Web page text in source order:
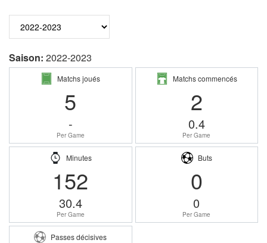
Saison: 2022-2023
Matchs joués
5
-
Per Game
Matchs commencés
2
0.4
Per Game
Minutes
152
30.4
Per Game
Buts
0
0
Per Game
Passes décisives